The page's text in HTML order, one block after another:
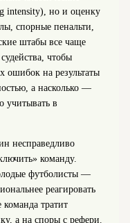
intensity), но и оценку
спорные пенальти,
штабы все чаще
чтобы
ошибок на результаты
а насколько —
учитывать в
несправедливо
команду.
футболисты —
реагировать
тратит
а на споры с рефери.